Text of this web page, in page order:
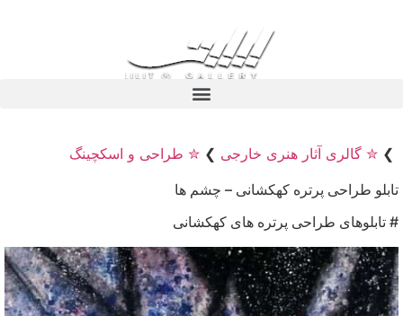
❯ ✮ گالری آثار هنری خارجی ❯ ✮ طراحی و اسکچینگ
تابلو طراحی پرتره کهکشانی – چشم ها
# تابلوهای طراحی پرتره های کهکشانی